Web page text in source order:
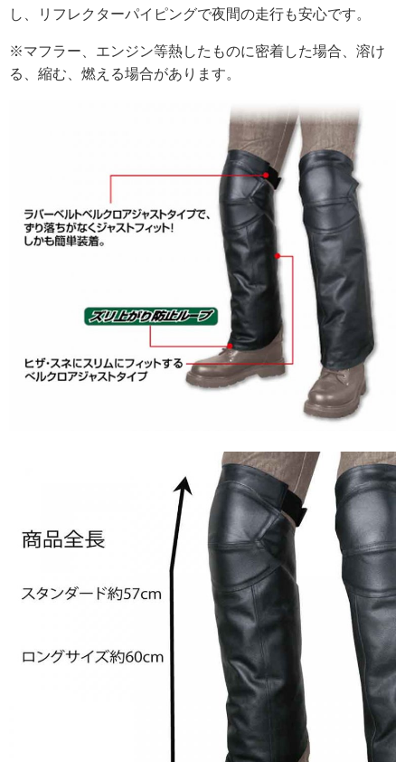
し、リフレクターパイピングで夜間の走行も安心です。
※マフラー、エンジン等熱したものに密着した場合、溶け
る、縮む、燃える場合があります。